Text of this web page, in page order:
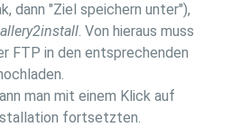
dann "Ziel speichern unter"),
. Von hieraus muss
FTP in den entsprechenden
man mit einem Klick auf
fortsetzten.